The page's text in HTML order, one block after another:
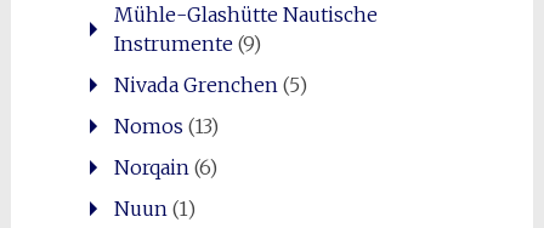
Mühle-Glashütte Nautische
Instrumente(9)
Nivada Grenchen (5)
Nomos (13)
Norqain (6)
Nuun (1)